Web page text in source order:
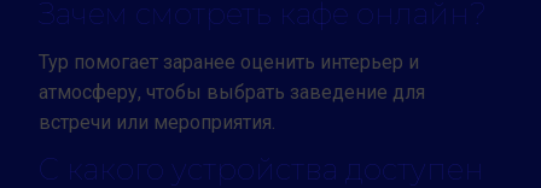
Зачем смотреть кафе онлайн?
Тур помогает заранее оценить интерьер и
атмосферу, чтобы выбрать заведение для
встречи или мероприятия.
С какого устройства доступен